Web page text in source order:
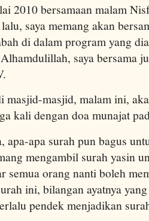
2010 bersamaan malam
saya memang akan
di dalam program yang
saya bersama
masjid-masjid, malam ini,
kali dengan doa munajat
apa-apa surah pun bagus
mengambil surah yasin
semua orang nanti boleh
ini, bilangan ayatnya
pendek menjadikan